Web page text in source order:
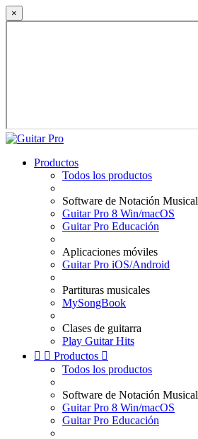
×
Productos
Todos los productos
Software de Notación Musical
Guitar Pro 8 Win/macOS
Guitar Pro Educación
Aplicaciones móviles
Guitar Pro iOS/Android
Partituras musicales
MySongBook
Clases de guitarra
Play Guitar Hits
  Productos 
Todos los productos
Software de Notación Musical
Guitar Pro 8 Win/macOS
Guitar Pro Educación